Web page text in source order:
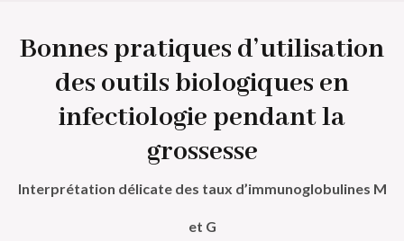
l'utilisateur
to
e
Bonnes pratiques d’utilisation
des outils biologiques en
infectiologie pendant la
grossesse
Interprétation délicate des taux d’immunoglobulines M
et G